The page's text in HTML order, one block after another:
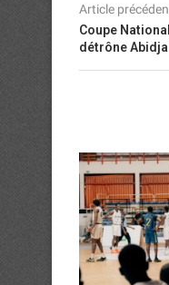
Article
Coupe
détrône